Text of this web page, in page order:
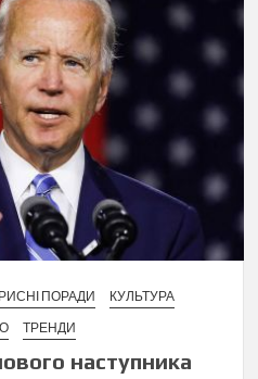
ПОРАДИ
КУЛЬТУРА
ТРЕНДИ
наступника